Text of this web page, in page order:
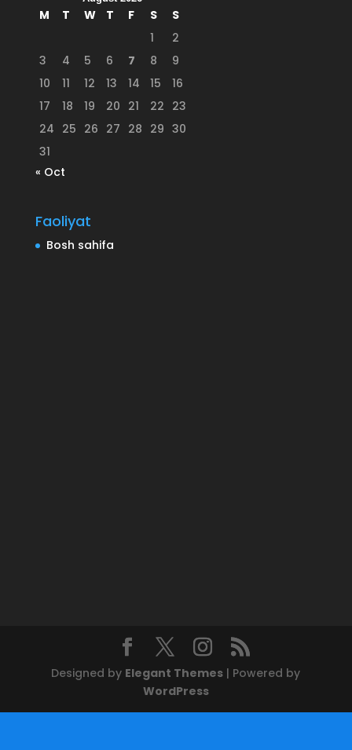
M T W T F S
S
1
2
3
4 5 6 7 8
9
10
11 12 13 14 15
16
17
18 19 20 21 22 23
24 25 26 27 28 29 30
31
« Oct
Faoliyat
Bosh sahifa
Designed by Elegant Themes | Powered by
WordPress